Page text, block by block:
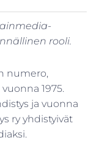
rooli.
numero,
1975.
ja vuonna
ry yhdistyivät